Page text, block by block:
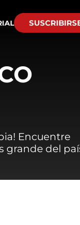
Encuentre
grande del